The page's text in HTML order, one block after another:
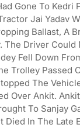
Gone To Kedri
Jai Yadav
Ballast, A
The Driver Could
Fell Down
Trolley Passed
The
Over Ankit.
To Sanjay
Died In The Late